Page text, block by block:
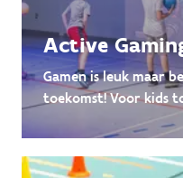
Active
Gamen is leuk maar
toekomst! Voor kids